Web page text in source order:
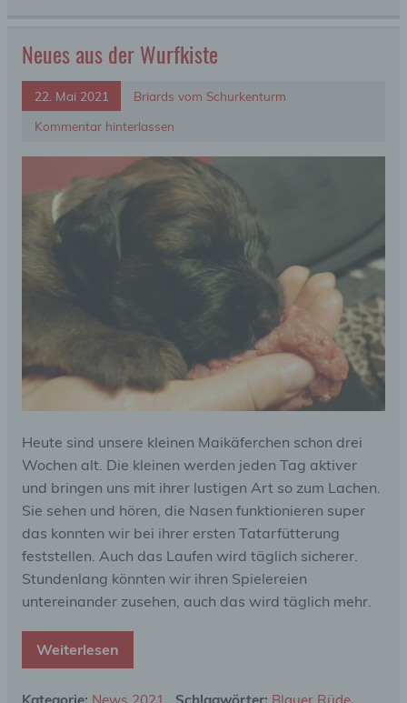
Neues aus der Wurfkiste
22. Mai 2021
Briards vom Schurkenturm
Kommentar hinterlassen
Heute sind unsere kleinen Maikäferchen schon drei
Wochen alt. Die kleinen werden jeden Tag aktiver
und bringen uns mit ihrer lustigen Art so zum Lachen.
Sie sehen und hören, die Nasen funktionieren super
das konnten wir bei ihrer ersten Tatarfütterung
feststellen. Auch das Laufen wird täglich sicherer.
Stundenlang könnten wir ihren Spielereien
untereinander zusehen, auch das wird täglich mehr.
Weiterlesen